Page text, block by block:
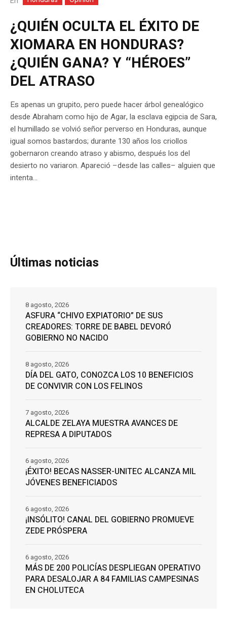
¿QUIÉN OCULTA EL ÉXITO DE
XIOMARA EN HONDURAS?
¿QUIÉN GANA? Y “HÉROES”
DEL ATRASO
Es apenas un grupito, pero puede hacer árbol genealógico
desde Abraham como hijo de Agar, la esclava egipcia de Sara,
el humillado se volvió señor perverso en Honduras, aunque
igual somos bastardos; durante 130 años los criollos
gobernaron creando atraso y abismo, después los del
desierto no variaron. Apareció –desde las calles– alguien que
intenta...
Últimas noticias
ASFURA “CHIVO EXPIATORIO” DE SUS
CREADORES: TORRE DE BABEL DEVORÓ
GOBIERNO NO NACIDO
8 agosto, 2026
DÍA DEL GATO, CONOZCA LOS 10 BENEFICIOS
DE CONVIVIR CON LOS FELINOS
8 agosto, 2026
ALCALDE ZELAYA MUESTRA AVANCES DE
REPRESA A DIPUTADOS
7 agosto, 2026
¡ÉXITO! BECAS NASSER-UNITEC ALCANZA MIL
JÓVENES BENEFICIADOS
6 agosto, 2026
¡INSÓLITO! CANAL DEL GOBIERNO PROMUEVE
ZEDE PRÓSPERA
6 agosto, 2026
MÁS DE 200 POLICÍAS DESPLIEGAN OPERATIVO
PARA DESALOJAR A 84 FAMILIAS CAMPESINAS
EN CHOLUTECA
6 agosto, 2026